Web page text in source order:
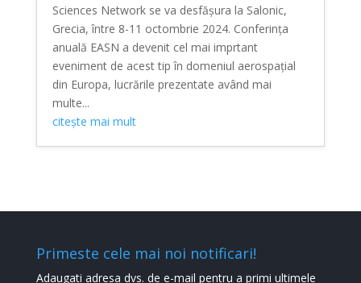
Sciences Network se va desfășura la Salonic,
Grecia, între 8-11 octombrie 2024. Conferința
anuală EASN a devenit cel mai imprtant
eveniment de acest tip în domeniul aerospațial
din Europa, lucrările prezentate având mai
multe...
citește mai mult
Primeste cele mai noi notificari!
Adaugati adresa dvs. de e-mail pentru a primi ultimele